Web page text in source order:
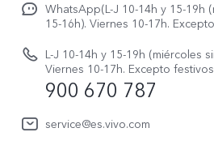
V70 FE
Y31 5G
Manual de usuario
Actualización de sistema
Actualizar registro
Instrucciones de Garantía
Acerca de nosotros
Sostenibilidad
Centro de privacidad de vivo
WhatsApp(L-J 10-14h y 15-19h
15-16h). Viernes 10-17h.
L-J 10-14h y 15-19h (miércoles
Viernes 10-17h. Excepto
900 670 787
service@es.vivo.com